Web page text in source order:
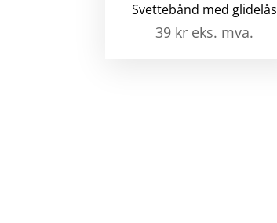
Svettebånd med glidelås
39 kr eks. mva.